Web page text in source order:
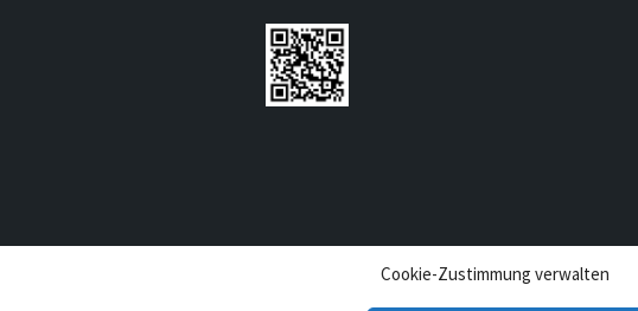
Cookie-Zustimmung verwalten